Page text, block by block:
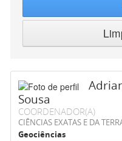
Sousa
COORDENADOR(A)
CIÊNCIAS EXATAS E DA
Geociências